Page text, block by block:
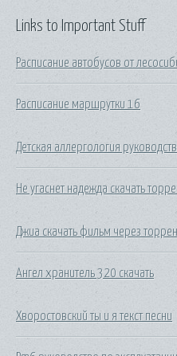
Links to Important Stuff
Расписание автобусов от
Расписание маршрутки 16
Детская аллергология
Не угаснет надежда скачать
Джиа скачать фильм через
Ангел хранитель 320 скачать
Хворостовский ты и я текст песни